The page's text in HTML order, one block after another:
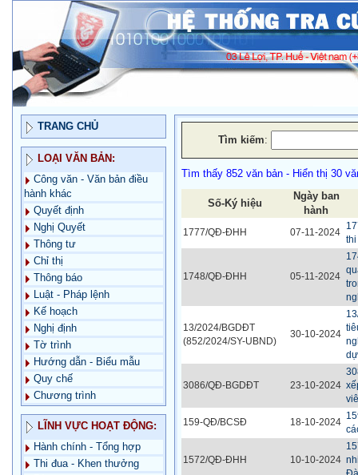
TRANG CHỦ
LOẠI VĂN BẢN:
Công văn - Văn bản điều
hành khác
Quyết định
Nghị Quyết
Thông tư
Chỉ thị
Thông báo
Luật - Pháp lệnh
Kế hoạch
Nghị định
Tờ trình
Hướng dẫn - Biểu mẫu
Quy chế
Chương trình
LĨNH VỰC HOẠT ĐỘNG:
Hành chính - Tổng hợp
Thi đua - Khen thưởng
Tìm kiếm:
Tìm thấy 852 văn bản - Hiển thị 30
Số-Ký hiệu
Ngày ban
hành
1777/QĐ-ĐHH 07-11-2024
1748/QĐ-ĐHH 05-11-2024
13/2024/BGDĐT
(852/2024/SY-UBND)
30-10-2024
3086/QĐ-BGDĐT 23-10-2024
159-QĐ/BCSĐ 18-10-2024
1572/QĐ-ĐHH 10-10-2024